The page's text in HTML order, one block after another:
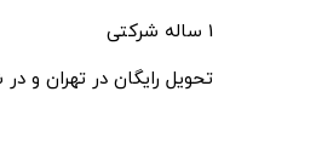
1 ساله شرکتی
تحویل رایگان در تهران و